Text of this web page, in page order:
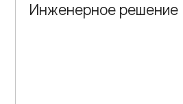
Инженерное решение